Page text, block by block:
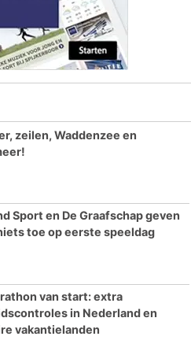
zeilen, Waddenzee en
Sport en De Graafschap geven
toe op eerste speeldag
van start: extra
in Nederland en
vakantielanden